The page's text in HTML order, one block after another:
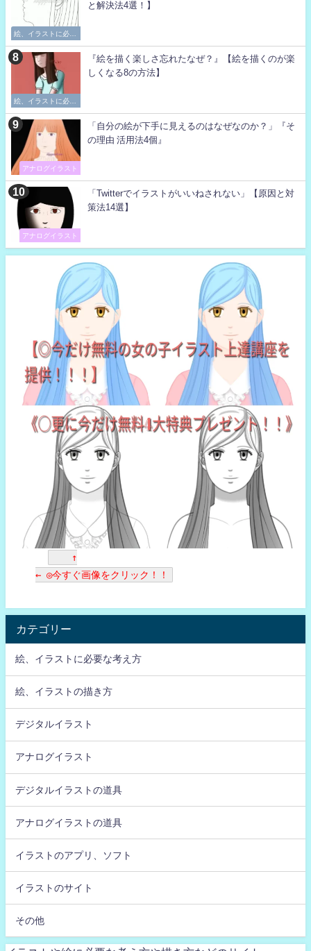
絵、イラストに必要
な考え方
と解決法4選！】
絵、イラストに必要
な考え方
『絵を描く楽しさ忘れたなぜ？』【絵を描くのが楽
しくなる8の方法】
アナログイラスト
「自分の絵が下手に見えるのはなぜなのか？」『そ
の理由 活用法4個』
アナログイラスト
「Twitterでイラストがいいねされない」【原因と対
策法14選】
↑
← ◎今すぐ画像をクリック！！
カテゴリー
絵、イラストに必要な考え方
絵、イラストの描き方
デジタルイラスト
アナログイラスト
デジタルイラストの道具
アナログイラストの道具
イラストのアプリ、ソフト
イラストのサイト
その他